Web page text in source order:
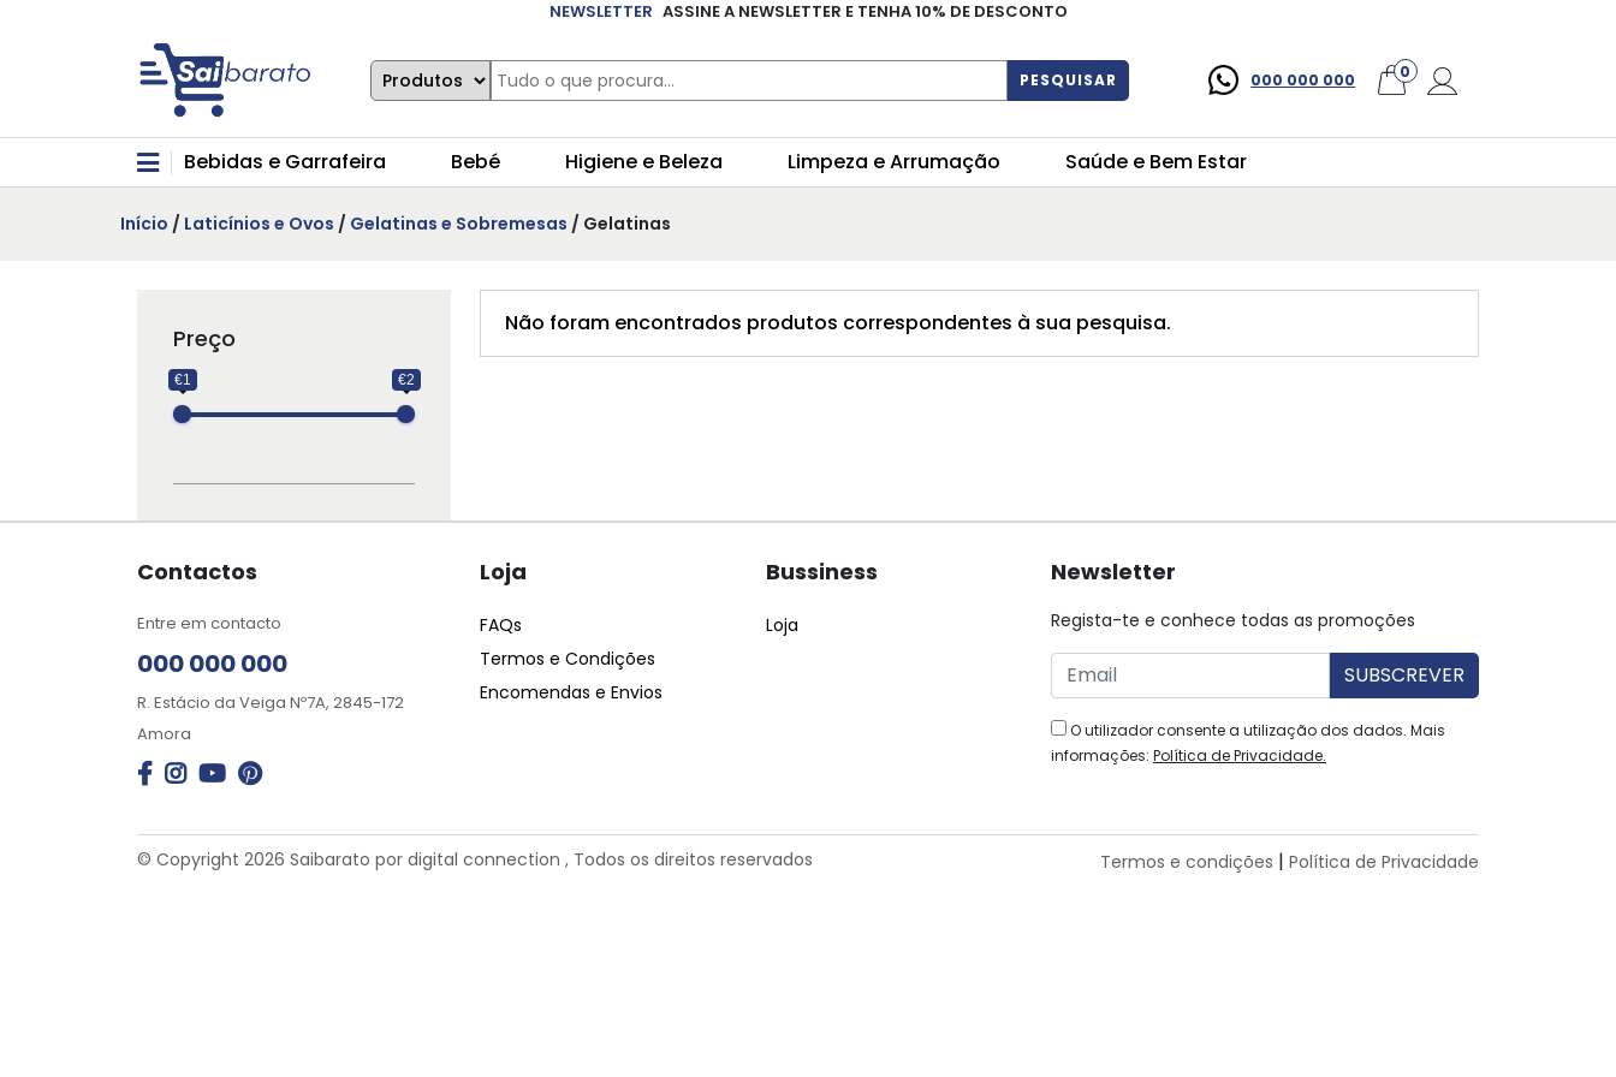
NEWSLETTER ASSINE A NEWSLETTER E TENHA 10% DE DESCONTO
PESQUISAR 000 000 000 0
Bebidas e Garrafeira Bebé Higiene e Beleza Limpeza e Arrumação Saúde e Bem Estar
Início / Laticínios e Ovos / Gelatinas e Sobremesas / Gelatinas
Preço
€1 €2
Não foram encontrados produtos correspondentes à sua pesquisa.
Contactos
Entre em contacto
000 000 000
R. Estácio da Veiga Nº7A, 2845-172
Amora
Loja
FAQs
Termos e Condições
Encomendas e Envios
Bussiness
Loja
Newsletter
Regista-te e conhece todas as promoções
O utilizador consente a utilização dos dados. Mais
informações: Política de Privacidade.
© Copyright 2026 Saibarato por digital connection , Todos os direitos reservados Termos e condições | Política de Privacidade